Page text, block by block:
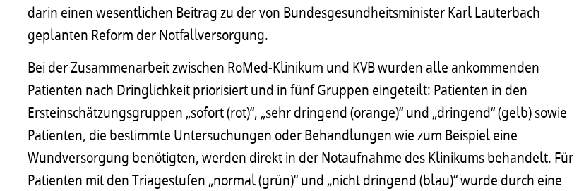
darin einen wesentlichen Beitrag zu der von Bundesgesundheitsminister Karl Lauterbach
geplanten Reform der Notfallversorgung.
Bei der Zusammenarbeit zwischen RoMed-Klinikum und KVB wurden alle ankommenden
Patienten nach Dringlichkeit priorisiert und in fünf Gruppen eingeteilt: Patienten in den
Ersteinschätzungsgruppen „sofort (rot)“, „sehr dringend (orange)“ und „dringend“ (gelb) sowie
Patienten, die bestimmte Untersuchungen oder Behandlungen wie zum Beispiel eine
Wundversorgung benötigten, werden direkt in der Notaufnahme des Klinikums behandelt. Für
Patienten mit den Triagestufen „normal (grün)“ und „nicht dringend (blau)“ wurde durch eine